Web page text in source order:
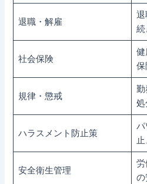
退職・解雇
退
続
社会保険
健
保
規律・懲戒
勤
処
ハラスメント防止策
パ
止
安全衛生管理
労
の